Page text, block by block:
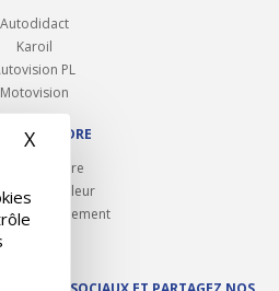
X Masquer le bandeau des
Autodidact
Karoil
PL
Motovision
REJOINDRE
un centre
contrôleur
et recrutement